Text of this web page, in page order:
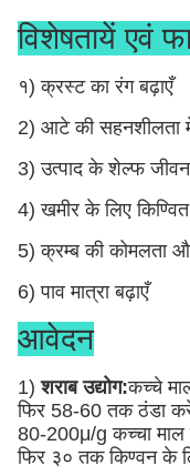
विशेषतायें एवं
१) क्रस्ट का रंग बढ़ाएँ
2) आटे की सहनशीलता
3) उत्पाद के शेल्फ
4) खमीर के लिए किण्वित
5) क्रम्ब की कोमलता
6) पाव मात्रा बढ़ाएँ
आवेदन
1)शराब उद्योग:कच्चे
फिर 58-60 तक ठंडा
80-200μ/g कच्चा माल
फिर ३० तक किण्वन के